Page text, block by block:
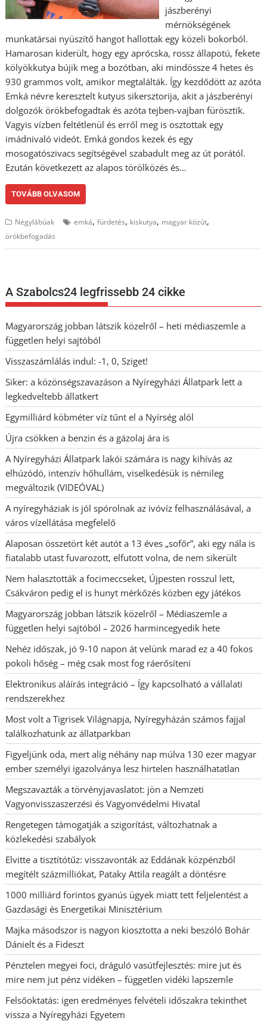
jászberényi
mérnökségének
munkatársai nyüszítő hangot hallottak egy közeli bokorból.
Hamarosan kiderült, hogy egy aprócska, rossz állapotú, fekete
kölyökkutya bújik meg a bozótban, aki mindössze 4 hetes és
930 grammos volt, amikor megtalálták. Így kezdődött az azóta
Emká névre keresztelt kutyus sikersztorija, akit a jászberényi
dolgozók örökbefogadtak és azóta tejben-vajban fürösztik.
Vagyis vízben feltétlenül és erről meg is osztottak egy
imádnivaló videót. Emká gondos kezek és egy
mosogatószivacs segítségével szabadult meg az út porától.
Ezután következett az alapos törölközés és…
TOVÁBB OLVASOM
Négylábúak emká,fürdetés, kiskutya, magyar közút,
örökbefogadás
A Szabolcs24 legfrissebb 24 cikke
Magyarország jobban látszik közelről – heti médiaszemle a
független helyi sajtóból
Visszaszámlálás indul: -1, 0, Sziget!
Siker: a közönségszavazáson a Nyíregyházi Állatpark lett a
legkedveltebb állatkert
Egymilliárd köbméter víz tűnt el a Nyírség alól
Újra csökken a benzin és a gázolaj ára is
A Nyíregyházi Állatpark lakói számára is nagy kihívás az
elhúzódó, intenzív hőhullám, viselkedésük is némileg
megváltozik (VIDEÓVAL)
A nyíregyháziak is jól spórolnak az ivóvíz felhasználásával, a
város vízellátása megfelelő
Alaposan összetört két autót a 13 éves „sofőr”, aki egy nála is
fiatalabb utast fuvarozott, elfutott volna, de nem sikerült
Nem halasztották a focimeccseket, Újpesten rosszul lett,
Csákváron pedig el is hunyt mérkőzés közben egy játékos
Magyarország jobban látszik közelről – Médiaszemle a
független helyi sajtóból – 2026 harmincegyedik hete
Nehéz időszak, jó 9-10 napon át velünk marad ez a 40 fokos
pokoli hőség – még csak most fog ráerősíteni
Elektronikus aláírás integráció – Így kapcsolható a vállalati
rendszerekhez
Most volt a Tigrisek Világnapja, Nyíregyházán számos fajjal
találkozhatunk az állatparkban
Figyeljünk oda, mert alig néhány nap múlva 130 ezer magyar
ember személyi igazolványa lesz hirtelen használhatatlan
Megszavazták a törvényjavaslatot: jön a Nemzeti
Vagyonvisszaszerzési és Vagyonvédelmi Hivatal
Rengetegen támogatják a szigorítást, változhatnak a
közlekedési szabályok
Elvitte a tisztítótűz: visszavonták az Eddának közpénzből
megítélt százmilliókat, Pataky Attila reagált a döntésre
1000 milliárd forintos gyanús ügyek miatt tett feljelentést a
Gazdasági és Energetikai Minisztérium
Majka másodszor is nagyon kiosztotta a neki beszóló Bohár
Dánielt és a Fideszt
Pénztelen megyei foci, dráguló vasútfejlesztés: mire jut és
mire nem jut pénz vidéken – független vidéki lapszemle
Felsőoktatás: igen eredményes felvételi időszakra tekinthet
vissza a Nyíregyházi Egyetem